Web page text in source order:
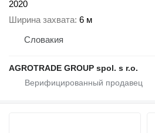
2020
Ширина захвата 6 м
Словакия
AGROTRADE GROUP spol. s r.o.